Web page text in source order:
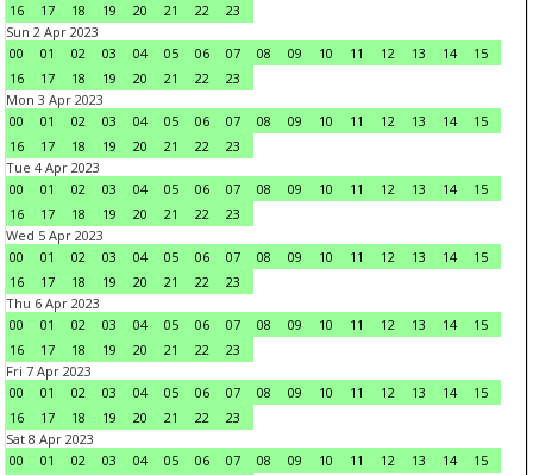
16
17 18 19 20 21 22
23
Sun 2 Apr 2023
00
01 02 03 04 05 06 07 08 09 10 11 12 13 14
15
16
17 18 19 20 21 22
23
Mon 3 Apr 2023
00
01 02 03 04 05 06 07 08 09 10 11 12 13 14
15
16
17 18 19 20 21 22
23
Tue 4 Apr 2023
00
01 02 03 04 05 06 07 08 09 10 11 12 13 14
15
16
17 18 19 20 21 22
23
Wed 5 Apr 2023
00
01 02 03 04 05 06 07 08 09 10 11 12 13 14
15
16
17 18 19 20 21 22
23
Thu 6 Apr 2023
00
01 02 03 04 05 06 07 08 09 10 11 12 13 14
15
16
17 18 19 20 21 22
23
Fri 7 Apr 2023
00
01 02 03 04 05 06 07 08 09 10 11 12 13 14
15
16
17 18 19 20 21 22
23
Sat 8 Apr 2023
00
01 02 03 04 05 06 07 08 09 10 11 12 13 14
15